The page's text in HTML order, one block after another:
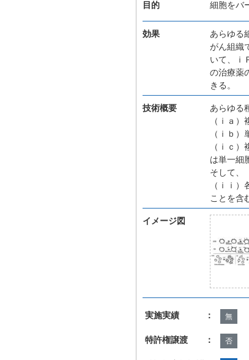
目的 細胞をバ
効果
あらゆる
がん組織
いて、ｉ
の治療薬
きる。
技術概要
あらゆる
（ｉａ
（ｉｂ
（ｉｃ
は単一細
そして、
（ｉｉ
ことを含
イメージ図
実施実績 ： 無
特許権譲渡 ： 否